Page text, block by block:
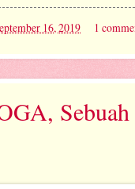
16, 2019 1